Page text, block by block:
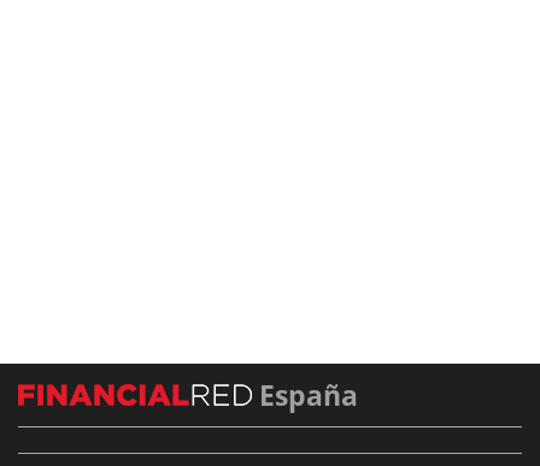
España